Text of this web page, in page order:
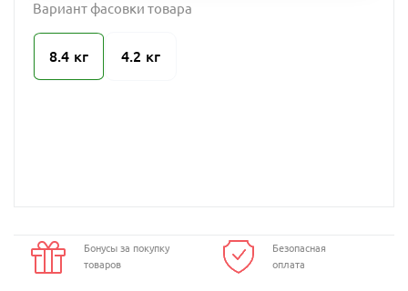
Вариант фасовки товара
8.4 кг 4.2 кг
Бонусы за покупку
товаров
Безопасная
оплата